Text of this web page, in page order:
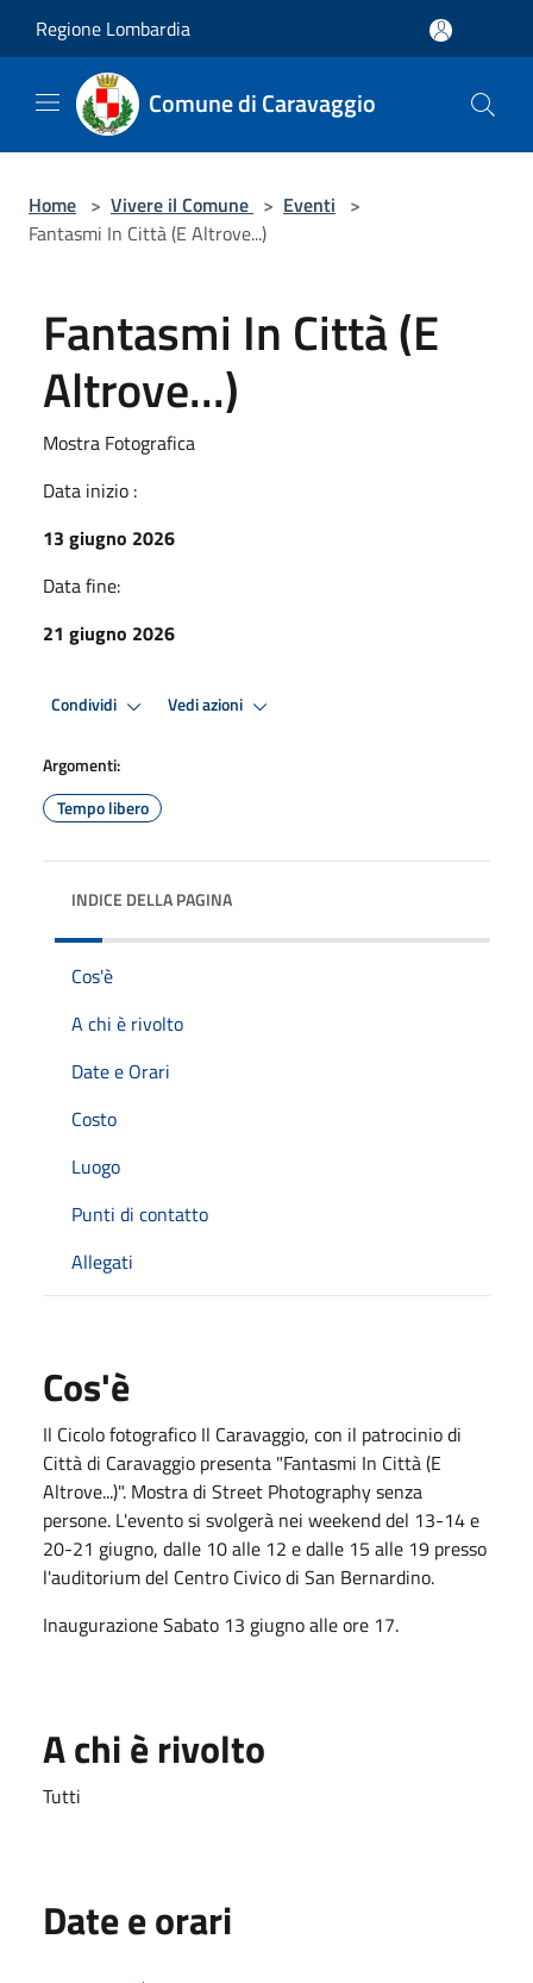
Regione Lombardia
Comune di Caravaggio
Home > Vivere il Comune > Eventi >
Fantasmi In Città (E Altrove...)
Fantasmi In Città (E
Altrove...)
Mostra Fotografica
Data inizio :
13 giugno 2026
Data fine:
21 giugno 2026
Condividi Vedi azioni
Argomenti:
Tempo libero
INDICE DELLA PAGINA
Cos'è
A chi è rivolto
Date e Orari
Costo
Luogo
Punti di contatto
Allegati
Cos'è
Il Cicolo fotografico Il Caravaggio, con il patrocinio di
Città di Caravaggio presenta "Fantasmi In Città (E
Altrove...)". Mostra di Street Photography senza
persone. L'evento si svolgerà nei weekend del 13-14 e
20-21 giugno, dalle 10 alle 12 e dalle 15 alle 19 presso
l'auditorium del Centro Civico di San Bernardino.
Inaugurazione Sabato 13 giugno alle ore 17.
A chi è rivolto
Tutti
Date e orari